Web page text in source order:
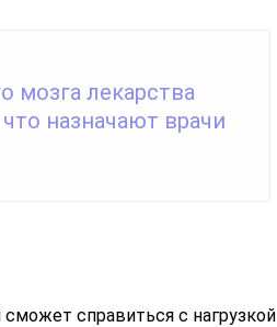
мозга лекарства
назначают врачи
справиться с нагрузкой